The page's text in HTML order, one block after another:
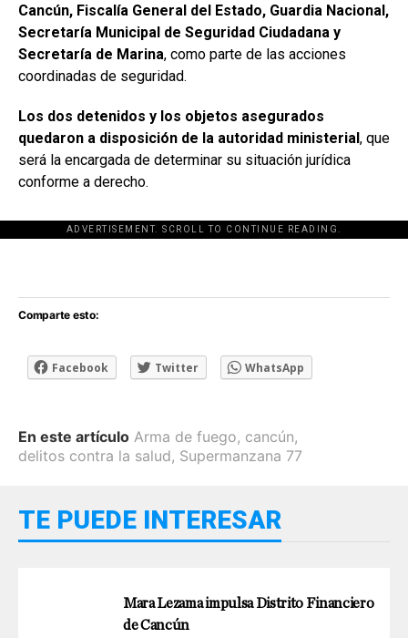
Cancún, Fiscalía General del Estado, Guardia Nacional,
Secretaría Municipal de Seguridad Ciudadana y
Secretaría de Marina, como parte de las acciones
coordinadas de seguridad.
Los dos detenidos y los objetos asegurados
quedaron a disposición de la autoridad ministerial, que
será la encargada de determinar su situación jurídica
conforme a derecho.
ADVERTISEMENT. SCROLL TO CONTINUE READING.
[adsforwp id="243463"]
Comparte esto:
Facebook Twitter WhatsApp
En este artículo Arma de fuego, cancún,
delitos contra la salud, Supermanzana 77
TE PUEDE INTERESAR
Mara Lezama impulsa Distrito Financiero
de Cancún